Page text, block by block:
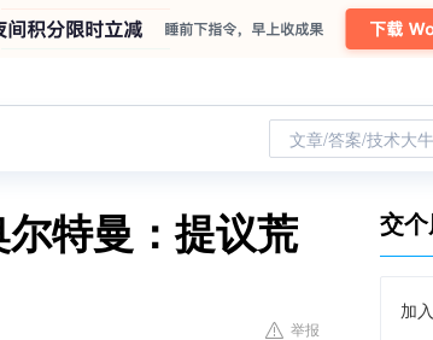
文章/答案/技术大牛
特曼：提议荒
举报
交
加